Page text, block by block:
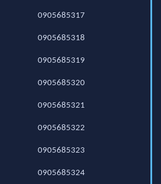
0905685317
0905685318
0905685319
0905685320
0905685321
0905685322
0905685323
0905685324